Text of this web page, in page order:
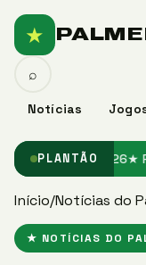
★
Notícias
⌕
PLANTÃO
em 2026 ★
Início/Notícias do
★ NOTÍCIAS DO